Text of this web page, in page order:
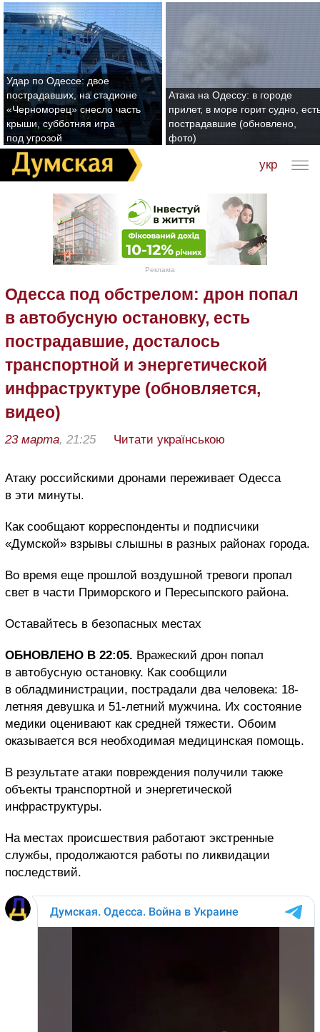
Удар по Одессе: двое
пострадавших, на стадионе
«Черноморец» снесло часть
крыши, субботняя игра
под угрозой
Атака на Одессу: в городе
прилет, в море горит судно,
пострадавшие (обновлено,
фото)
укр
Реклама
Одесса под обстрелом: дрон попал
в автобусную остановку, есть
пострадавшие, досталось
транспортной и энергетической
инфраструктуре (обновляется,
видео)
23 марта, 21:25 Читати українською
Атаку российскими дронами переживает Одесса
в эти минуты.
Как сообщают корреспонденты и подписчики
«Думской» взрывы слышны в разных районах города.
Во время еще прошлой воздушной тревоги пропал
свет в части Приморского и Пересыпского района.
Оставайтесь в безопасных местах
ОБНОВЛЕНО В 22:05. Вражеский дрон попал
в автобусную остановку. Как сообщили
в обладминистрации, пострадали два человека: 18-
летняя девушка и 51-летний мужчина. Их состояние
медики оценивают как средней тяжести. Обоим
оказывается вся необходимая медицинская помощь.
В результате атаки повреждения получили также
объекты транспортной и энергетической
инфраструктуры.
На местах происшествия работают экстренные
службы, продолжаются работы по ликвидации
последствий.